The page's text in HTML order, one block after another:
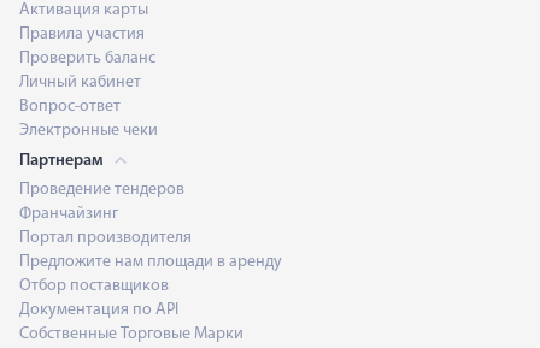
Активация карты
Правила участия
Проверить баланс
Личный кабинет
Вопрос-ответ
Электронные чеки
Партнерам
Проведение тендеров
Франчайзинг
Портал производителя
Предложите нам площади в аренду
Отбор поставщиков
Документация по API
Собственные Торговые Марки